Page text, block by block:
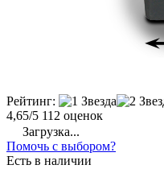
Рейтинг:
4,65/5 112 оценок
Загрузка...
Помочь с выбором?
Есть в наличии